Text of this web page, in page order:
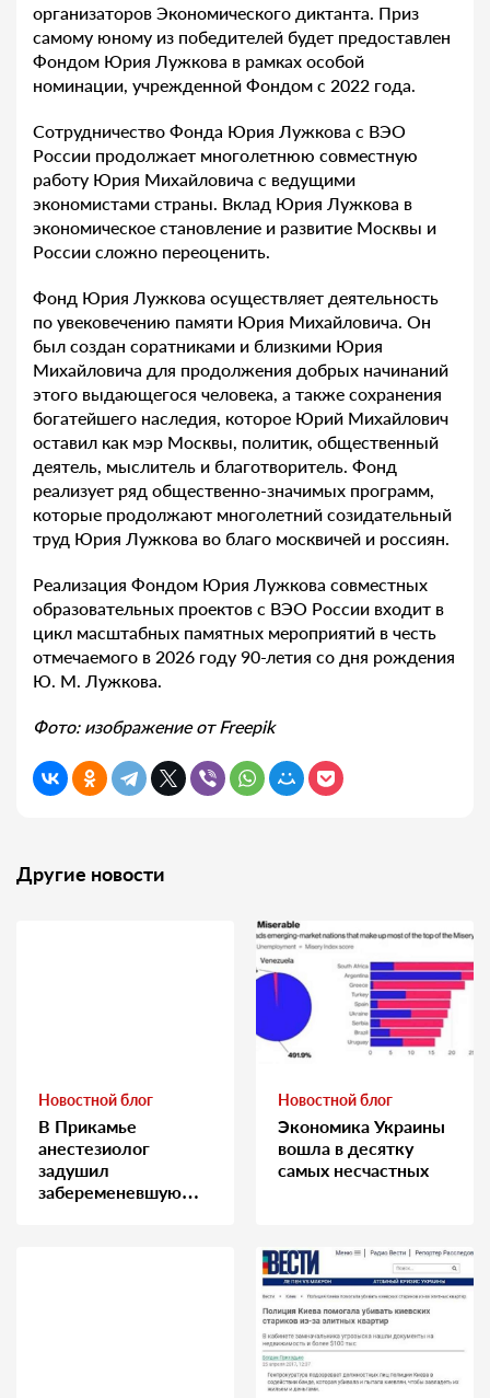
организаторов Экономического диктанта. Приз
самому юному из победителей будет предоставлен
Фондом Юрия Лужкова в рамках особой
номинации, учрежденной Фондом с 2022 года.
Сотрудничество Фонда Юрия Лужкова с ВЭО
России продолжает многолетнюю совместную
работу Юрия Михайловича с ведущими
экономистами страны. Вклад Юрия Лужкова в
экономическое становление и развитие Москвы и
России сложно переоценить.
Фонд Юрия Лужкова осуществляет деятельность
по увековечению памяти Юрия Михайловича. Он
был создан соратниками и близкими Юрия
Михайловича для продолжения добрых начинаний
этого выдающегося человека, а также сохранения
богатейшего наследия, которое Юрий Михайлович
оставил как мэр Москвы, политик, общественный
деятель, мыслитель и благотворитель. Фонд
реализует ряд общественно-значимых программ,
которые продолжают многолетний созидательный
труд Юрия Лужкова во благо москвичей и россиян.
Реализация Фондом Юрия Лужкова совместных
образовательных проектов с ВЭО России входит в
цикл масштабных памятных мероприятий в честь
отмечаемого в 2026 году 90-летия со дня рождения
Ю. М. Лужкова.
Фото: изображение от Freepik
Другие новости
Новостной блог
В Прикамье
анестезиолог
задушил
забеременевшую
Новостной блог
Экономика Украины
вошла в десятку
самых несчастных